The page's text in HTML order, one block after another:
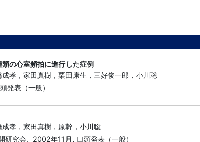
の心室頻拍に進行した症例
孝，家田真樹，栗田康生，三好俊一郎，小川聡
発表（一般）
孝，家田真樹，原幹，小川聡
研究会,
2002年11月 , 口頭発表（一般）